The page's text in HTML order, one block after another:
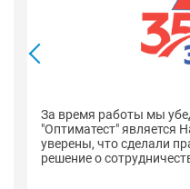
За время работы мы
"Оптиматест" является
уверены, что сделали
решение о